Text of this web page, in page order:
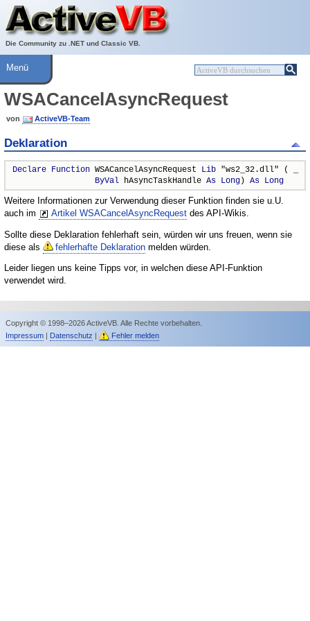
Die Community zu .NET und Classic VB.
Über ActiveVB
Hilfe
Menü
WSACancelAsyncRequest
von ActiveVB-Team
Deklaration
Declare Function WSACancelAsyncRequest Lib "ws2_32.dll" ( _
ByVal hAsyncTaskHandle As Long) As Long
Weitere Informationen zur Verwendung dieser Funktion finden sie u.U.
auch im
Artikel WSACancelAsyncRequest des API-Wikis.
Sollte diese Deklaration fehlerhaft sein, würden wir uns freuen, wenn sie
diese als
fehlerhafte Deklaration melden würden.
Leider liegen uns keine Tipps vor, in welchen diese API-Funktion
verwendet wird.
Copyright © 1998–2026 ActiveVB. Alle Rechte vorbehalten.
Impressum| Datenschutz | Fehler melden